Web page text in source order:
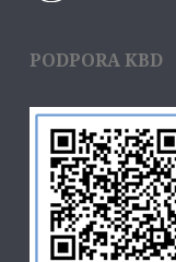
PODPORA KBD